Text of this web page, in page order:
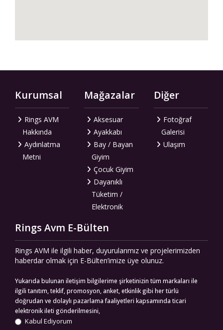
Kurumsal
Rings AVM
Hakkında
Aydınlatma
Metni
Mağazalar
Aksesuar
Ayakkabı
Bay / Bayan
Giyim
Çocuk Giyim
Dayanıklı
Tüketim /
Elektronik
Diğer
Fotoğraf
Galerisi
Ulaşım
Rings Avm E-Bülten
Rings AVM ile ilgili haber, duyurularımız ve projelerimizden
haberdar olmak için E-Bülten’imize üye olunuz.
Yukarıda bulunan iletişim bilgilerime şirketinizin tüm markaları ile
ilgili tanıtım, teklif, promosyon, anket, etkinlik gibi her türlü
doğrudan ve dolaylı pazarlama faaliyetleri kapsamında ticari
elektronik ileti gönderilmesini,
Kabul Ediyorum